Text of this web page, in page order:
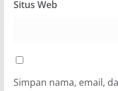
Situs Web
Simpan nama, email,